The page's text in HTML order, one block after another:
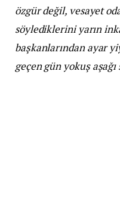
özgür değil, vesayet
söylediklerini yarın
başkanlarından ayar
geçen gün yokuş